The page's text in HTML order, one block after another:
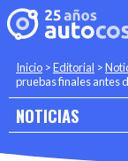
Inicio >Editorial >
pruebas finales antes
NOTICIAS